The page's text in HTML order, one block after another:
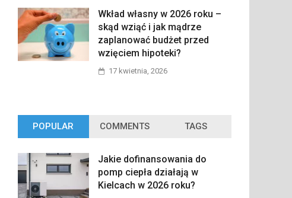
Wkład własny w 2026 roku –
skąd wziąć i jak mądrze
zaplanować budżet przed
wzięciem hipoteki?
17 kwietnia, 2026
POPULAR COMMENTS TAGS
Jakie dofinansowania do
pomp ciepła działają w
Kielcach w 2026 roku?